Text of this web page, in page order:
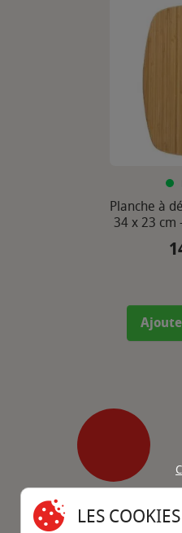
Planche à
34 x 23 cm
SERVICE CLIENT
Nous contacter
LES